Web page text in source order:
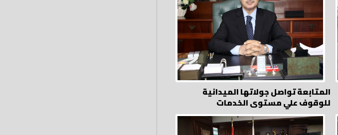
المتابعة تواصل جولاتها الميدانية
للوقوف علي مستوى الخدمات